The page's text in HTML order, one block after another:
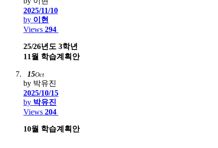
2025/11/10
by 이현
Views 294
25/26년도 3학년
11월 학습계획안
15Oct
by 박유진
2025/10/15
by 박유진
Views 204
10월 학습계획안